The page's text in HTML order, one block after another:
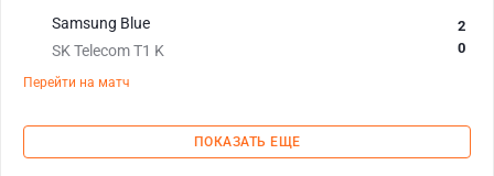
Samsung Blue
SK Telecom T1 K
2
0
Перейти на матч
ПОКАЗАТЬ ЕЩЕ